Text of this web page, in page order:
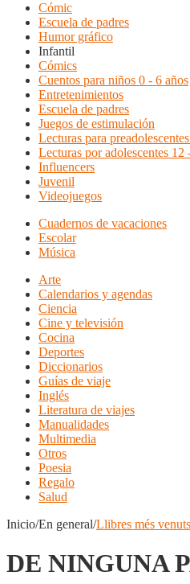
Cómic
Escuela de padres
Humor gráfico
Infantil
Cómics
Cuentos para niños 0 - 6 años
Entretenimientos
Escuela de padres
Juegos de estimulación
Lecturas para
Lecturas por adolescentes 12
Influencers
Juvenil
Videojuegos
Cuadernos de vacaciones
Escolar
Música
Arte
Calendarios y agendas
Ciencia
Cine y televisión
Cocina
Deportes
Diccionarios
Guías de viaje
Inglés
Literatura de viajes
Manualidades
Multimedia
Otros
Poesia
Regalo
Salud
Inicio/En general/Llibres més
DE NINGUNA